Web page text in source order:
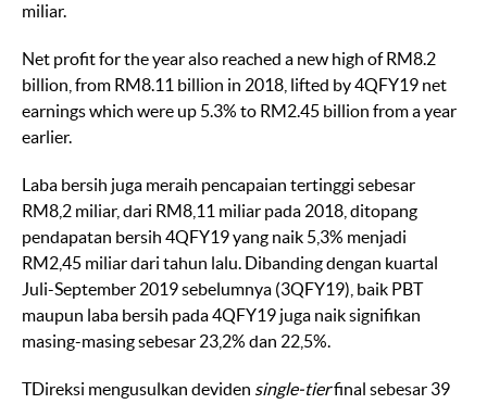
miliar.
Net profit for the year also reached a new high of RM8.2
billion, from RM8.11 billion in 2018, lifted by 4QFY19 net
earnings which were up 5.3% to RM2.45 billion from a year
earlier.
Laba bersih juga meraih pencapaian tertinggi sebesar
RM8,2 miliar, dari RM8,11 miliar pada 2018, ditopang
pendapatan bersih 4QFY19 yang naik 5,3% menjadi
RM2,45 miliar dari tahun lalu. Dibanding dengan kuartal
Juli-September 2019 sebelumnya (3QFY19), baik PBT
maupun laba bersih pada 4QFY19 juga naik signifikan
masing-masing sebesar 23,2% dan 22,5%.
TDireksi mengusulkan deviden single-tierfinal sebesar 39